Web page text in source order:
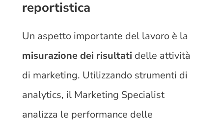
reportistica
Un aspetto importante del lavoro è la
misurazione dei risultati delle attività
di marketing. Utilizzando strumenti di
analytics, il Marketing Specialist
analizza le performance delle